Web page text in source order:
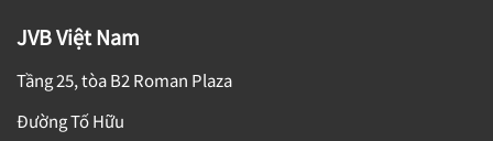
JVB Việt Nam
Tầng 25, tòa B2 Roman Plaza
Đường Tố Hữu